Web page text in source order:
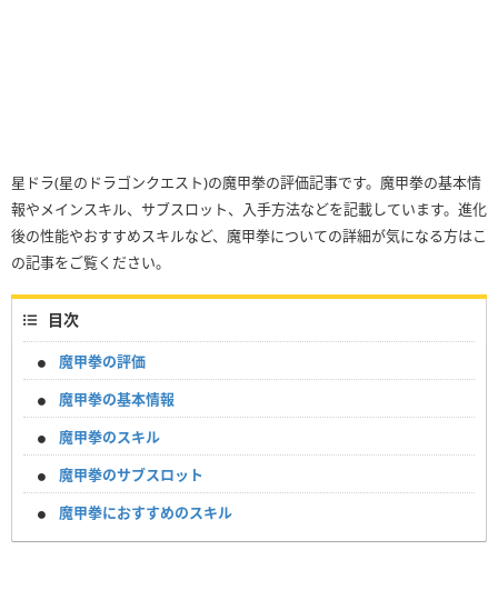
星ドラ(星のドラゴンクエスト)の魔甲拳の評価記事です。魔甲拳の基本情
報やメインスキル、サブスロット、入手方法などを記載しています。進化
後の性能やおすすめスキルなど、魔甲拳についての詳細が気になる方はこ
の記事をご覧ください。
目次
魔甲拳の評価
魔甲拳の基本情報
魔甲拳のスキル
魔甲拳のサブスロット
魔甲拳におすすめのスキル